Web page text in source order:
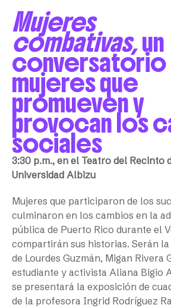
Mujeres
combativas,un
mujeres que
promueven y
provocan los
sociales
3:30 p.m., en el Teatro del Recinto
Universidad Albizu
Mujeres que participaron de los
culminaron en los cambios en la
pública de Puerto Rico durante el
compartirán sus historias. Serán la
de Lourdes Guzmán, Migan Rivera
estudiante y activista Aliana Bigio
se presentará la exposición de
de la profesora Ingrid Rodríguez